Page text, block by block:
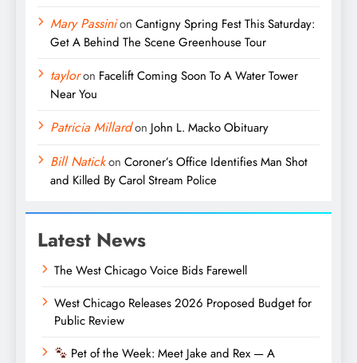
Mary Passinion Cantigny Spring Fest This Saturday:
Get A Behind The Scene Greenhouse Tour
tayloron Facelift Coming Soon To A Water Tower
Near You
Patricia Millardon John L. Macko Obituary
Bill Natickon Coroner’s Office Identifies Man Shot
and Killed By Carol Stream Police
Latest News
The West Chicago Voice Bids Farewell
West Chicago Releases 2026 Proposed Budget for
Public Review
Pet of the Week: Meet Jake and Rex — A